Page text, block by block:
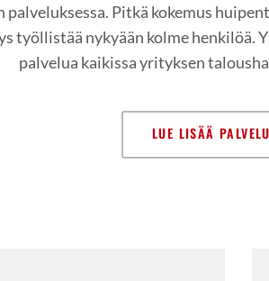
palveluksessa. Pitkä kokemus
työllistää nykyään kolme henkilöä.
palvelua kaikissa yrityksen
LUE LISÄÄ